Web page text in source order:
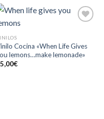
lista de
deseos
Cocina «When Life Gives
lemons…make lemonade»
€